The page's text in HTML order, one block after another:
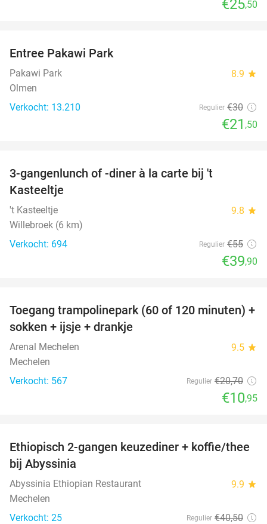
€25,50
Entree Pakawi Park
Pakawi Park 8.9 star
Olmen
Verkocht: 13.210
Regulier €30
€21 ,50
3-gangenlunch of -diner à la carte bij 't
Kasteeltje
't Kasteeltje 9.8 star
Willebroek (6 km)
Verkocht: 694
Regulier €55
€39,90
47%
Toegang trampolinepark (60 of 120 minuten) +
sokken + ijsje + drankje
Arenal Mechelen 9.5 star
Mechelen
Verkocht: 567
Regulier €20,70
€10,95
40%
Ethiopisch 2-gangen keuzediner + koffie/thee
bij Abyssinia
Abyssinia Ethiopian Restaurant 9.9 star
Mechelen
Verkocht: 25
Regulier €40,50